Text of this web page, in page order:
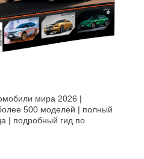
мира 2026 |
500 моделей | полный
| подробный гид по